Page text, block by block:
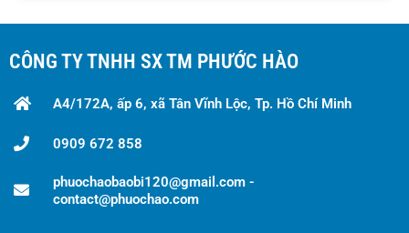
CÔNG TY TNHH SX TM PHƯỚC HÀO
A4/172A, ấp 6, xã Tân Vĩnh Lộc, Tp. Hồ Chí Minh
0909 672 858
phuochaobaobi120@gmail.com -
contact@phuochao.com